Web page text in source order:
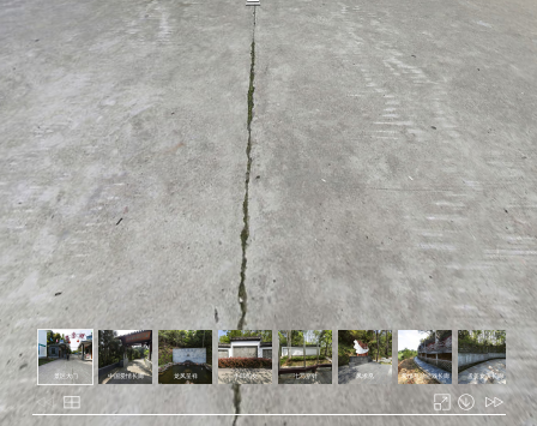
景区大门 中国爱情长廊 龙凤呈祥 牛郎织女 七巧穿针 凤求凰 爱情互动游戏长廊 孟姜女哭长廊